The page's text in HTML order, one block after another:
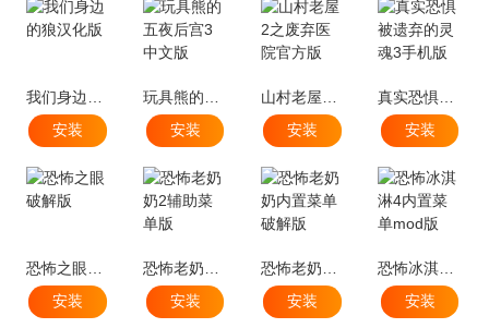
安装
安装
安装
安装
安装
安装
安装
安装